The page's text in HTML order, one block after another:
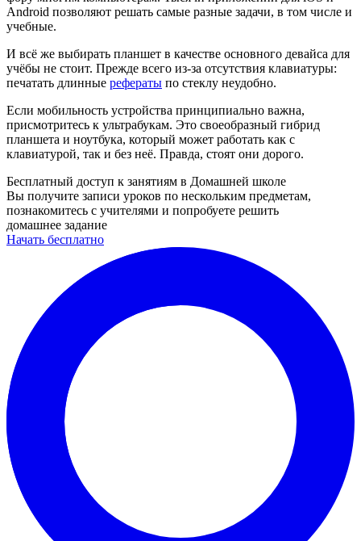
Android позволяют решать самые разные задачи, в том числе и
учебные.
И всё же выбирать планшет в качестве основного девайса для
учёбы не стоит. Прежде всего из-за отсутствия клавиатуры:
печатать длинные рефераты по стеклу неудобно.
Если мобильность устройства принципиально важна,
присмотритесь к ультрабукам. Это своеобразный гибрид
планшета и ноутбука, который может работать как с
клавиатурой, так и без неё. Правда, стоят они дорого.
Бесплатный доступ к занятиям в Домашней школе
Вы получите записи уроков по нескольким предметам,
познакомитесь с учителями и попробуете решить
домашнее задание
Начать бесплатно